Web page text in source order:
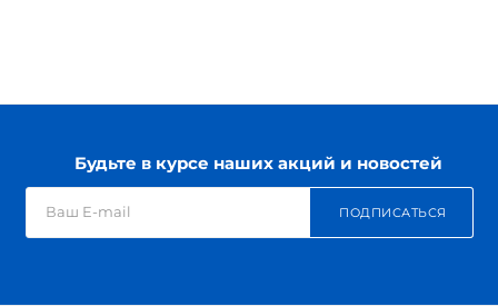
Будьте в курсе наших акций и новостей
ПОДПИСАТЬСЯ